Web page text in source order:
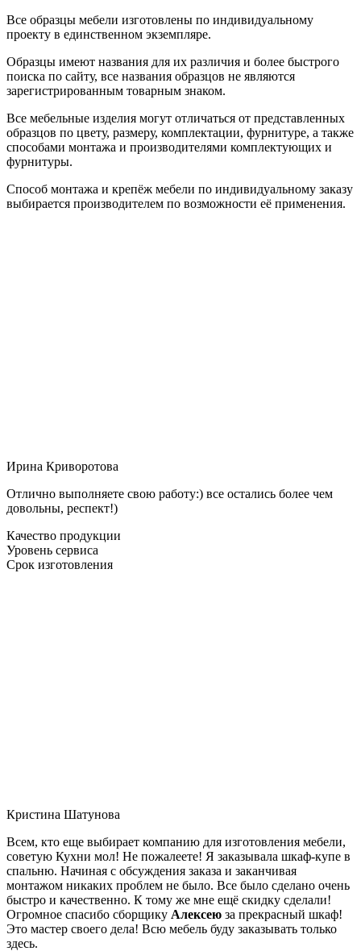
Все образцы мебели изготовлены по индивидуальному
проекту в единственном экземпляре.
Образцы имеют названия для их различия и более быстрого
поиска по сайту, все названия образцов не являются
зарегистрированным товарным знаком.
Все мебельные изделия могут отличаться от представленных
образцов по цвету, размеру, комплектации, фурнитуре, а также
способами монтажа и производителями комплектующих и
фурнитуры.
Способ монтажа и крепёж мебели по индивидуальному заказу
выбирается производителем по возможности её применения.
Ирина Криворотова
Отлично выполняете свою работу:) все остались более чем
довольны, респект!)
Качество продукции
Уровень сервиса
Срок изготовления
Кристина Шатунова
Всем, кто еще выбирает компанию для изготовления мебели,
советую Кухни мол! Не пожалеете! Я заказывала шкаф-купе в
спальню. Начиная с обсуждения заказа и заканчивая
монтажом никаких проблем не было. Все было сделано очень
быстро и качественно. К тому же мне ещё скидку сделали!
Огромное спасибо сборщику Алексею за прекрасный шкаф!
Это мастер своего дела! Всю мебель буду заказывать только
здесь.